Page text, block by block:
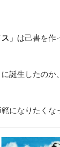
」は己書を作
誕生したのか
になりたくな